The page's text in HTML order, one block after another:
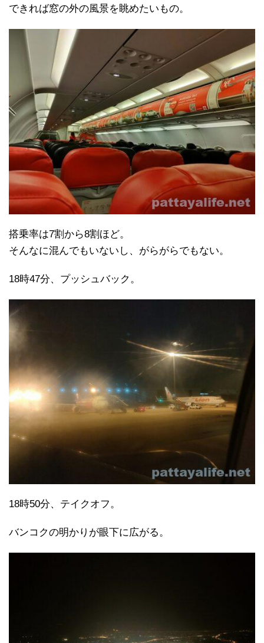
できれば窓の外の風景を眺めたいもの。
搭乗率は7割から8割ほど。
そんなに混んでもいないし、がらがらでもない。
18時47分、プッシュバック。
18時50分、テイクオフ。
バンコクの明かりが眼下に広がる。